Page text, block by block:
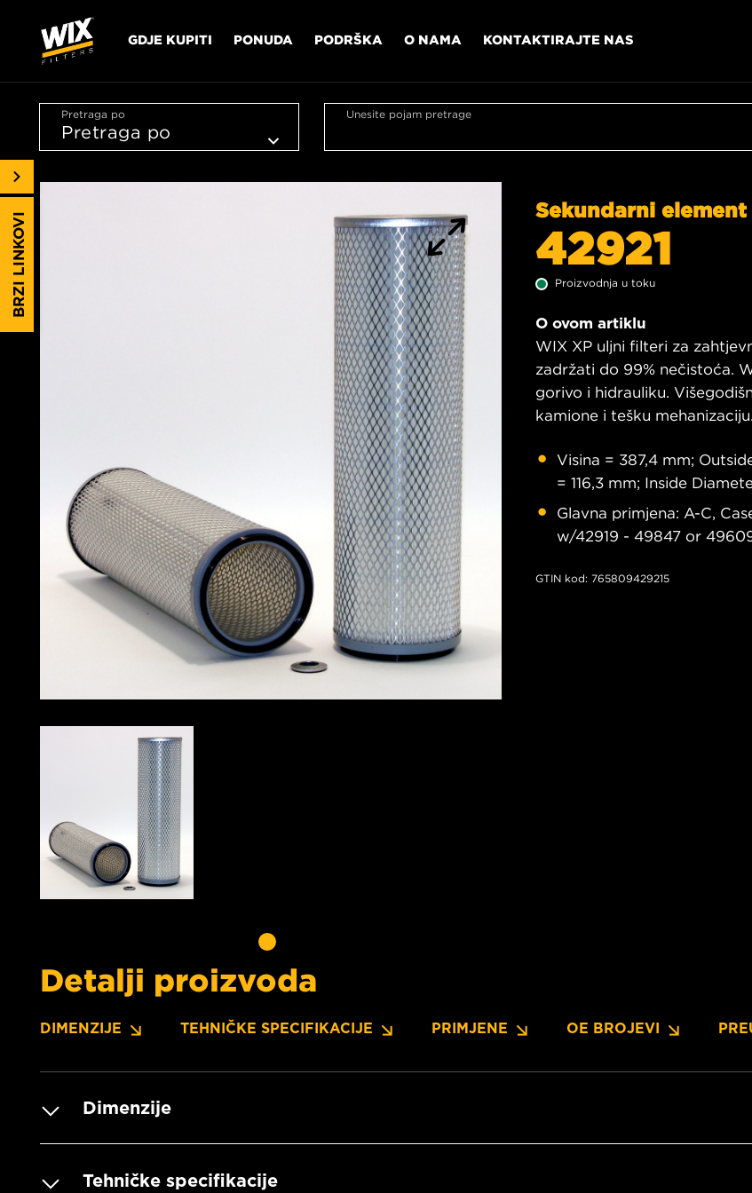
GDJE KUPITI PONUDA PODRŠKA O NAMA KONTAKTIRAJTE NAS
Pretraga po Unesite pojam pretrage
Sekundarni element
42921
Proizvodnja u toku
O ovom artiklu
WIX XP uljni filteri za
zadržati do 99% nečistoća.
gorivo i hidrauliku.
kamione i tešku mehanizaciju.
Visina = 387,4 mm;
= 116,3 mm; Inside
Glavna primjena: A-C,
w/42919 - 49847 or
GTIN kod: 765809429215
Detalji proizvoda
DIMENZIJE TEHNIČKE SPECIFIKACIJE PRIMJENE OE BROJEVI
Dimenzije
Tehničke specifikacije
BRZI LINKOVI